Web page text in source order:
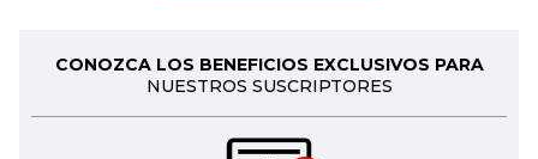
CONOZCA LOS BENEFICIOS EXCLUSIVOS PARA
NUESTROS SUSCRIPTORES